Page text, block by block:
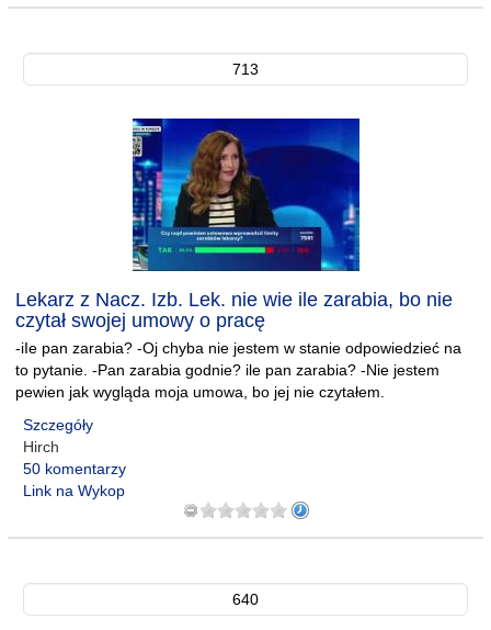
713
Lekarz z Nacz. Izb. Lek. nie wie ile zarabia, bo nie
czytał swojej umowy o pracę
-iIe pan zarabia? -Oj chyba nie jestem w stanie odpowiedzieć na
to pytanie. -Pan zarabia godnie? ile pan zarabia? -Nie jestem
pewien jak wygląda moja umowa, bo jej nie czytałem.
Szczegóły
Hirch
50 komentarzy
Link na Wykop
640